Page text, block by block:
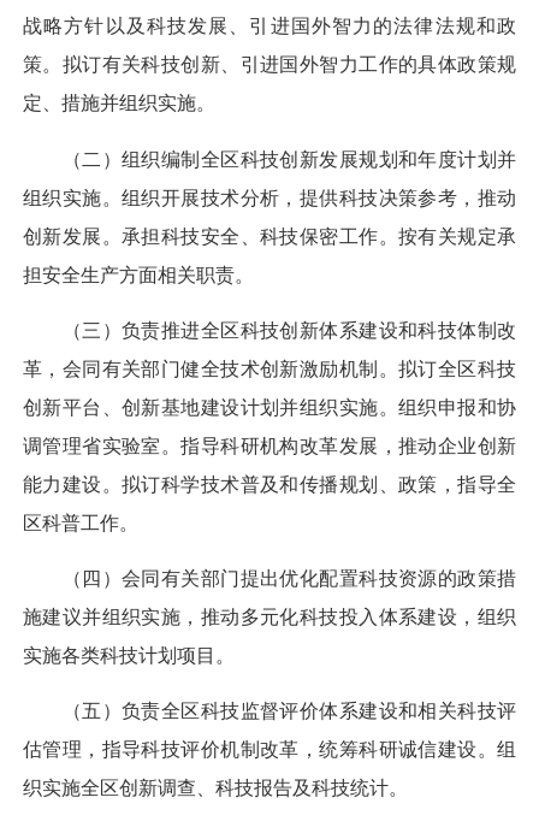
战略方针以及科技发展、引进国外智力的法律法规和政
策。拟订有关科技创新、引进国外智力工作的具体政策规
定、措施并组织实施。
（二）组织编制全区科技创新发展规划和年度计划并
组织实施。组织开展技术分析，提供科技决策参考，推动
创新发展。承担科技安全、科技保密工作。按有关规定承
担安全生产方面相关职责。
（三）负责推进全区科技创新体系建设和科技体制改
革，会同有关部门健全技术创新激励机制。拟订全区科技
创新平台、创新基地建设计划并组织实施。组织申报和协
调管理省实验室。指导科研机构改革发展，推动企业创新
能力建设。拟订科学技术普及和传播规划、政策，指导全
区科普工作。
（四）会同有关部门提出优化配置科技资源的政策措
施建议并组织实施，推动多元化科技投入体系建设，组织
实施各类科技计划项目。
（五）负责全区科技监督评价体系建设和相关科技评
估管理，指导科技评价机制改革，统筹科研诚信建设。组
织实施全区创新调查、科技报告及科技统计。